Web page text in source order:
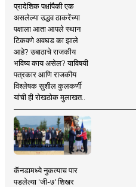
प्रादेशिक पक्षांपैकी एक
असलेल्या उद्धव ठाकरेंच्या
पक्षाला आता आपले स्थान
टिकवणे अवघड का झाले
आहे? उबाठाचे राजकीय
भविष्य काय असेल? याविषयी
पत्रकार आणि राजकीय
विश्लेषक सुशील कुलकर्णी
यांची ही रोखठोक मुलाखत..
कॅनडामध्ये नुकत्याच पार
पडलेल्या 'जी-७' शिखर